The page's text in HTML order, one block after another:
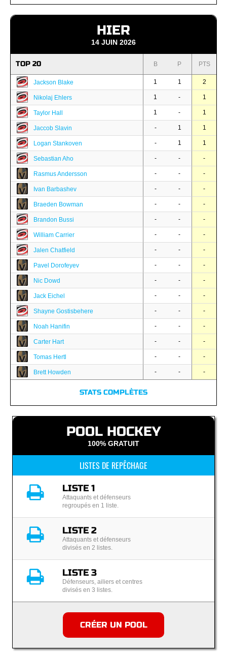
HIER
14 JUIN 2026
TOP 20 B P PTS
Jackson Blake 1 1 2
Nikolaj Ehlers 1 - 1
Taylor Hall 1 - 1
Jaccob Slavin - 1 1
Logan Stankoven - 1 1
Sebastian Aho - - -
Rasmus Andersson - - -
Ivan Barbashev - - -
Braeden Bowman - - -
Brandon Bussi - - -
William Carrier - - -
Jalen Chatfield - - -
Pavel Dorofeyev - - -
Nic Dowd - - -
Jack Eichel - - -
Shayne Gostisbehere - - -
Noah Hanifin - - -
Carter Hart - - -
Tomas Hertl - - -
Brett Howden - - -
STATS COMPLÈTES
POOL HOCKEY
100% GRATUIT
LISTES DE REPÊCHAGE
LISTE 1
Attaquants et défenseurs
regroupés en 1 liste.
LISTE 2
Attaquants et défenseurs
divisés en 2 listes.
LISTE 3
Défenseurs, ailiers et centres
divisés en 3 listes.
CRÉER UN POOL